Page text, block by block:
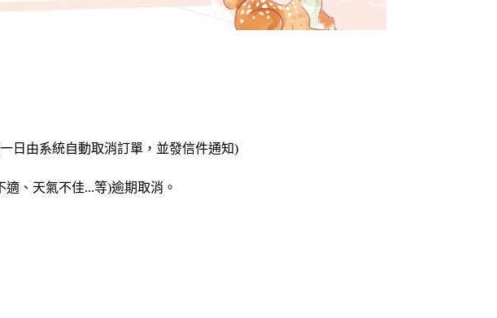
日由系統自動取消訂單，並發信件通知)
、天氣不佳...等)逾期取消。